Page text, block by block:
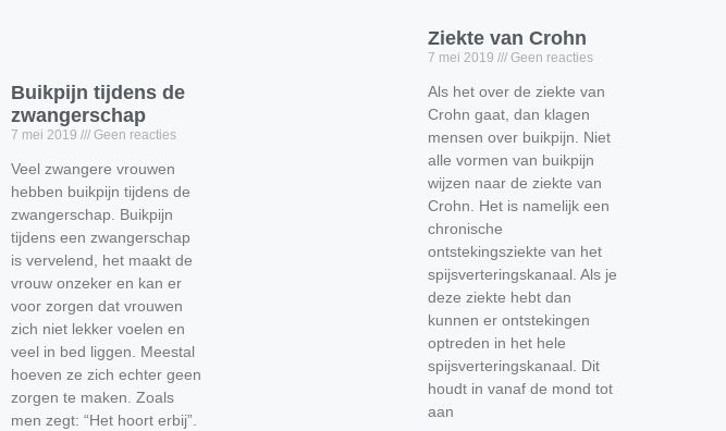
Buikpijn tijdens de
zwangerschap
7 mei 2019 Geen reacties
Veel zwangere vrouwen
hebben buikpijn tijdens de
zwangerschap. Buikpijn
tijdens een zwangerschap
is vervelend, het maakt de
vrouw onzeker en kan er
voor zorgen dat vrouwen
zich niet lekker voelen en
veel in bed liggen. Meestal
hoeven ze zich echter geen
zorgen te maken. Zoals
men zegt: “Het hoort erbij”.
Ziekte van Crohn
7 mei 2019 Geen reacties
Als het over de ziekte van
Crohn gaat, dan klagen
mensen over buikpijn. Niet
alle vormen van buikpijn
wijzen naar de ziekte van
Crohn. Het is namelijk een
chronische
ontstekingsziekte van het
spijsverteringskanaal. Als je
deze ziekte hebt dan
kunnen er ontstekingen
optreden in het hele
spijsverteringskanaal. Dit
houdt in vanaf de mond tot
aan